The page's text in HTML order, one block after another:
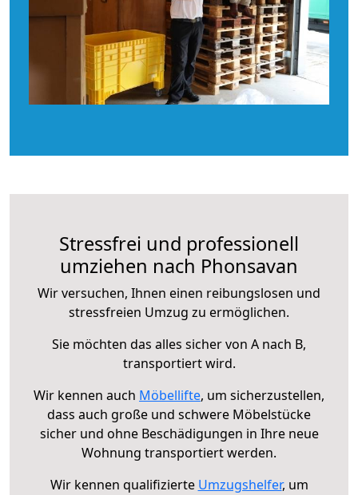
Stressfrei und professionell
umziehen nach Phonsavan
Wir versuchen, Ihnen einen reibungslosen und
stressfreien Umzug zu ermöglichen.
Sie möchten das alles sicher von A nach B,
transportiert wird.
Wir kennen auch Möbellifte, um sicherzustellen,
dass auch große und schwere Möbelstücke
sicher und ohne Beschädigungen in Ihre neue
Wohnung transportiert werden.
Wir kennen qualifizierte Umzugshelfer, um